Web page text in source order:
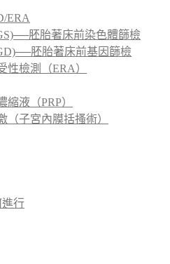
ERA
胚胎著床前染色體篩檢
胚胎著床前基因篩檢
性檢測（ERA）
縮液（PRP）
（子宮內膜括搔術）
行